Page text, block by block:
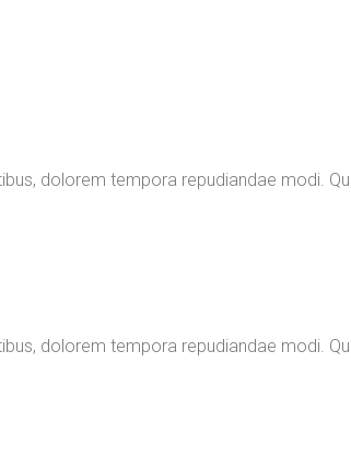
dolorem tempora repudiandae modi.
dolorem tempora repudiandae modi.